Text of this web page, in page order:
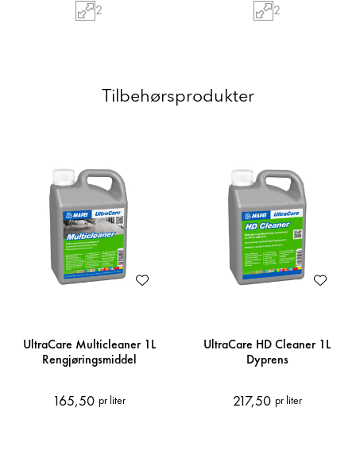
2 2
Tilbehørsprodukter
UltraCare Multicleaner 1L
Rengjøringsmiddel
165,50 pr liter
UltraCare HD Cleaner 1L
Dyprens
217,50 pr liter